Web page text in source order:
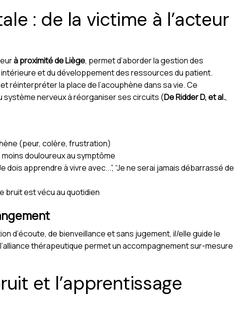
: de la victime à l’acteur
à proximité de Liège, permet d’aborder la gestion des
et du développement des ressources du patient.
réinterpréter la place de l’acouphène dans sa vie. Ce
système nerveux à réorganiser ses circuits (De Ridder D, et al.,
(peur, colère, frustration)
douloureux au symptôme
apprendre à vivre avec...”, “Je ne serai jamais débarrassé de
bruit est vécu au quotidien
d’écoute, de bienveillance et sans jugement, il/elle guide le
thérapeutique permet un accompagnement sur-mesure
et l’apprentissage